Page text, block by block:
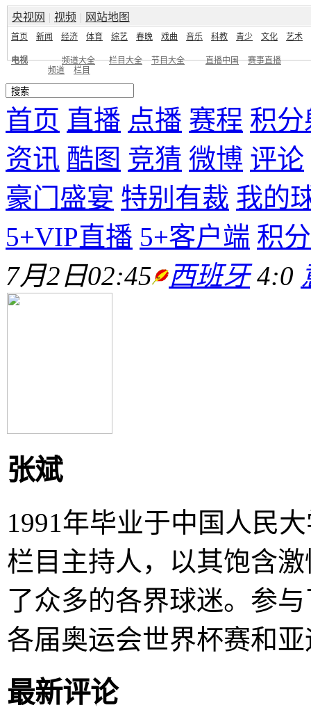
央视网 | 视频 | 网站地图
首页 新闻 经济 体育 综艺 春晚 戏曲 音乐 科教 青少 文化 艺术
电视 频道大全 栏目大全 节目大全 直播中国
赛事直播
频道
栏目
首页 直播 点播 赛程 积
资讯 酷图 竞猜 微博 评论
豪门盛宴 特别有裁 我的
5+VIP直播 5+客户端 积
7月2日02:45
西班牙4:0
张斌
1991年毕业于中国人民
栏目主持人，以其饱含
了众多的各界球迷。参
各届奥运会世界杯赛和
最新评论